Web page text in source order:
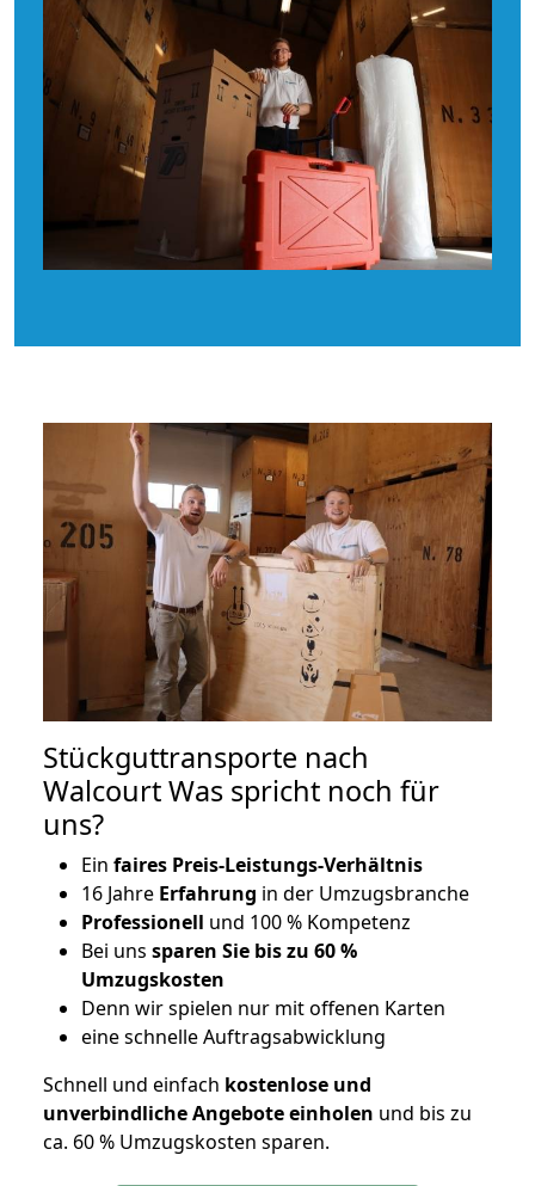
Stückguttransporte nach
Walcourt Was spricht noch für
uns?
Ein faires Preis-Leistungs-Verhältnis
16 Jahre Erfahrung in der Umzugsbranche
Professionell und 100 % Kompetenz
Bei uns sparen Sie bis zu 60 %
Umzugskosten
Denn wir spielen nur mit offenen Karten
eine schnelle Auftragsabwicklung
Schnell und einfach kostenlose und
unverbindliche Angebote einholen und bis zu
ca. 60 % Umzugskosten sparen.